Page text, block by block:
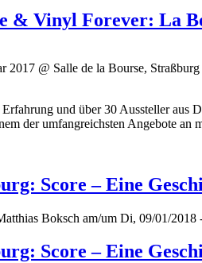
& Vinyl Forever: La
2017 @ Salle de la Bourse, Straßburg
und über 30 Aussteller aus
der umfangreichsten Angebote an
Score – Eine
Boksch am/um Di, 09/01/2018
Score – Eine